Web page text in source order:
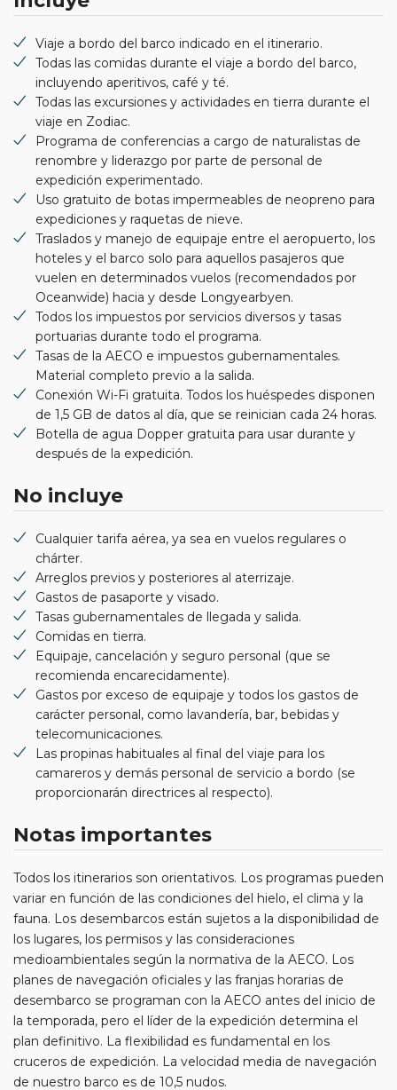
Viaje a bordo del barco indicado en el itinerario.
Todas las comidas durante el viaje a bordo del barco,
incluyendo aperitivos, café y té.
Todas las excursiones y actividades en tierra durante el
viaje en Zodiac.
Programa de conferencias a cargo de naturalistas de
renombre y liderazgo por parte de personal de
expedición experimentado.
Uso gratuito de botas impermeables de neopreno para
expediciones y raquetas de nieve.
Traslados y manejo de equipaje entre el aeropuerto, los
hoteles y el barco solo para aquellos pasajeros que
vuelen en determinados vuelos (recomendados por
Oceanwide) hacia y desde Longyearbyen.
Todos los impuestos por servicios diversos y tasas
portuarias durante todo el programa.
Tasas de la AECO e impuestos gubernamentales.
Material completo previo a la salida.
Conexión Wi-Fi gratuita. Todos los huéspedes disponen
de 1,5 GB de datos al día, que se reinician cada 24 horas.
Botella de agua Dopper gratuita para usar durante y
después de la expedición.
No incluye
Cualquier tarifa aérea, ya sea en vuelos regulares o
chárter.
Arreglos previos y posteriores al aterrizaje.
Gastos de pasaporte y visado.
Tasas gubernamentales de llegada y salida.
Comidas en tierra.
Equipaje, cancelación y seguro personal (que se
recomienda encarecidamente).
Gastos por exceso de equipaje y todos los gastos de
carácter personal, como lavandería, bar, bebidas y
telecomunicaciones.
Las propinas habituales al final del viaje para los
camareros y demás personal de servicio a bordo (se
proporcionarán directrices al respecto).
Notas importantes
Todos los itinerarios son orientativos. Los programas pueden
variar en función de las condiciones del hielo, el clima y la
fauna. Los desembarcos están sujetos a la disponibilidad de
los lugares, los permisos y las consideraciones
medioambientales según la normativa de la AECO. Los
planes de navegación oficiales y las franjas horarias de
desembarco se programan con la AECO antes del inicio de
la temporada, pero el líder de la expedición determina el
plan definitivo. La flexibilidad es fundamental en los
cruceros de expedición. La velocidad media de navegación
de nuestro barco es de 10,5 nudos.